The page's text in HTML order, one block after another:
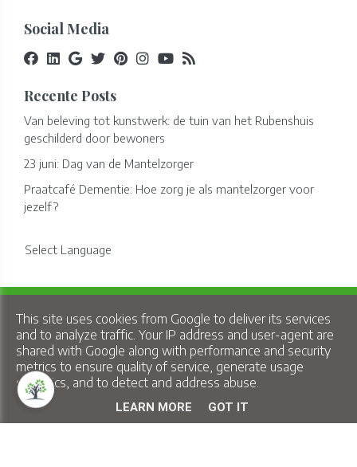
Social Media
Recente Posts
Van beleving tot kunstwerk: de tuin van het Rubenshuis
geschilderd door bewoners
23 juni: Dag van de Mantelzorger
Praatcafé Dementie: Hoe zorg je als mantelzorger voor
jezelf?
Select Language
Privacy & Cookies| UP-TO-DATE WebDesign
This site uses cookies from Google to deliver its services
and to analyze traffic. Your IP address and user-agent are
shared with Google along with performance and security
metrics to ensure quality of service, generate usage
statistics, and to detect and address abuse.
LEARN MORE GOT IT